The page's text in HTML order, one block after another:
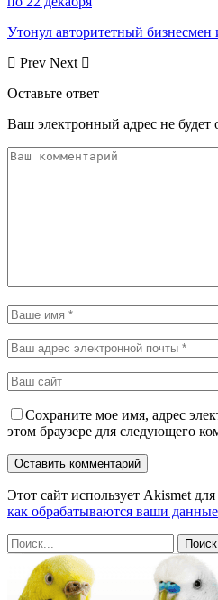
Утонул авторитетный
Prev Next
Оставьте ответ
Ваш электронный адрес не будет
Сохраните мое имя, адрес
этом браузере для следующего
Этот сайт использует Akismet
как обрабатываются ваши